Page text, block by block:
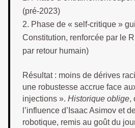
(pré-2023)
Phase de « self-critique »
Constitution, renforcée par le
par retour humain)
Résultat : moins de dérives
une robustesse accrue face
injections ». Historique oblige,
l’influence d’Isaac Asimov et
robotique, remis au goût du